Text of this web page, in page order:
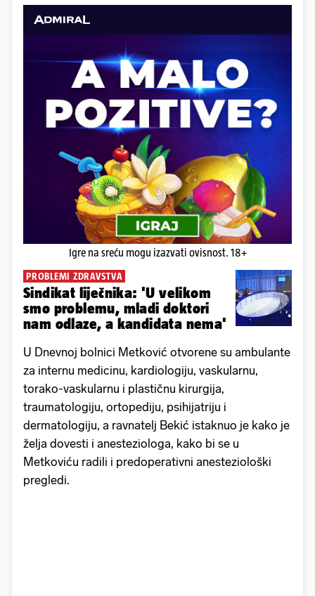
Igre na sreću mogu izazvati ovisnost. 18+
PROBLEMI ZDRAVSTVA
Sindikat liječnika: 'U velikom
smo problemu, mladi doktori
nam odlaze, a kandidata nema'
U Dnevnoj bolnici Metković otvorene su ambulante
za internu medicinu, kardiologiju, vaskularnu,
torako-vaskularnu i plastičnu kirurgija,
traumatologiju, ortopediju, psihijatriju i
dermatologiju, a ravnatelj Bekić istaknuo je kako je
želja dovesti i anesteziologa, kako bi se u
Metkoviću radili i predoperativni anesteziološki
pregledi.